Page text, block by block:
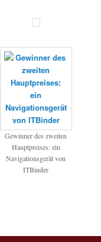
Gewinner des zweiten
Hauptpreises: ein
Navigationsgerät von
ITBinder